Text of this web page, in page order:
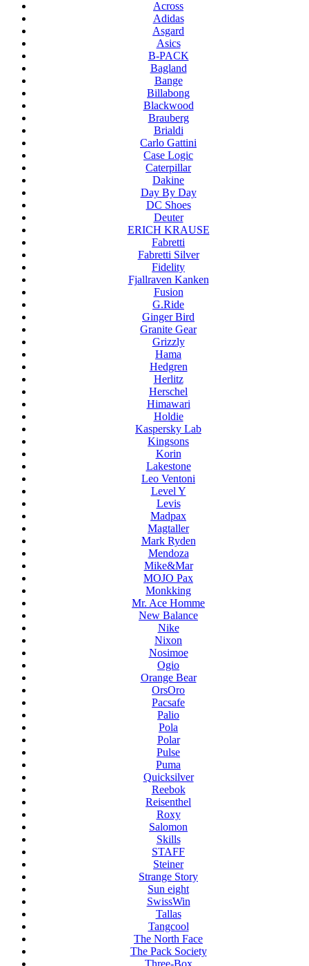
Across
Adidas
Asgard
Asics
B-PACK
Bagland
Bange
Billabong
Blackwood
Brauberg
Brialdi
Carlo Gattini
Case Logic
Caterpillar
Dakine
Day By Day
DC Shoes
Deuter
ERICH KRAUSE
Fabretti
Fabretti Silver
Fidelity
Fjallraven Kanken
Fusion
G.Ride
Ginger Bird
Granite Gear
Grizzly
Hama
Hedgren
Herlitz
Herschel
Himawari
Holdie
Kaspersky Lab
Kingsons
Korin
Lakestone
Leo Ventoni
Level Y
Levis
Madpax
Magtaller
Mark Ryden
Mendoza
Mike&Mar
MOJO Pax
Monkking
Mr. Ace Homme
New Balance
Nike
Nixon
Nosimoe
Ogio
Orange Bear
OrsOro
Pacsafe
Palio
Pola
Polar
Pulse
Puma
Quicksilver
Reebok
Reisenthel
Roxy
Salomon
Skills
STAFF
Steiner
Strange Story
Sun eight
SwissWin
Tallas
Tangcool
The North Face
The Pack Society